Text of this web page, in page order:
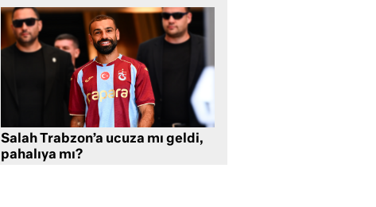
Salah Trabzon’a ucuza mı geldi,
pahalıya mı?